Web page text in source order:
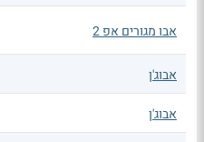
אבו מגורים אפ 2
אבוג'ן
אבוג'ן